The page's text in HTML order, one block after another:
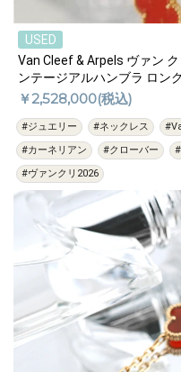
過去の特集をすべて見る>>
USED
Van Cleef & Arpels ヴァン
ンテージアルハンブラ ロン
カーネリアン VCARD39800
￥2,528,000(税込)
#ジュエリー #ネックレス
#カーネリアン
#クローバー
#ヴァンクリ2026